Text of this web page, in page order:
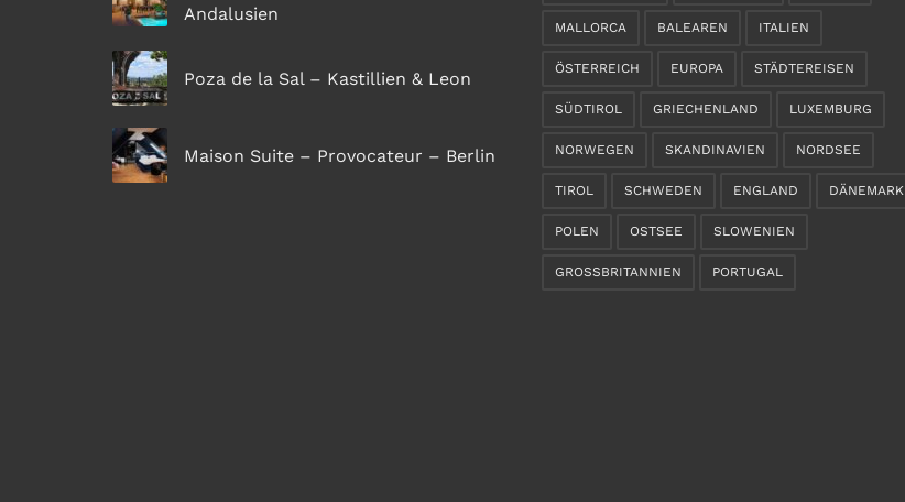
Andalusien
Poza de la Sal – Kastillien & Leon
Maison Suite – Provocateur – Berlin
MALLORCA BALEAREN ITALIEN
ÖSTERREICH EUROPA STÄDTEREISEN
SÜDTIROL GRIECHENLAND LUXEMBURG
NORWEGEN SKANDINAVIEN NORDSEE
TIROL SCHWEDEN ENGLAND DÄNEMARK
POLEN OSTSEE SLOWENIEN
GROSSBRITANNIEN PORTUGAL